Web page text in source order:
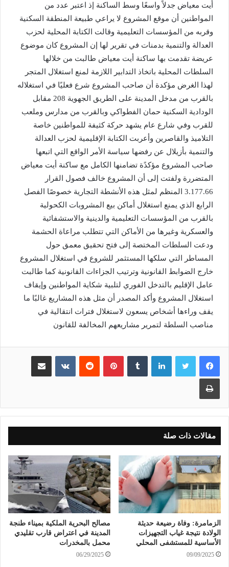
أيت معياض جدلاً واسعًا وسط الساكنة إذ اعتبر عدد من
المواطنين أن موقع المشروع لا يراعي طبيعة المنطقة السكنية
وقربه من المؤسسات التعليمية وقالت الكتابة المحلية لحزب
العدالة والتنمية بدمنات في تقرير لها إن المشروع كان موضوع
عريضة تقدمت بها ساكنة أيت معياض طالبت من خلالها
السلطات المحلية باتخاذ التدابير اللازمة لمنع استغلال المتجر
لهذا الغرض مؤكدة أن صاحب المشروع شرع فعليًا في استغلاله
بالقرب من مدخل المدينة على الطريق الجهوية 208 مقابل
الودادية السكنية حمان الفطواكي وبالقرب من مدارس وملعب
للقرب وفي شارع عام يشهد حركة كثيفة للمواطنين خاصة
التلاميذ والقاصرين وأعربت الكتابة الإقليمية لحزب العدالة
والتنمية بأزيلال عن رفضها سياسة الأمر الواقع التي اتبعها
صاحب المشروع مؤكدًة تضامنها الكامل مع ساكنة أيت معياض
المتضررة ولفتت إلى أن المشروع خالف فصول القرار
3.177.66 المنظم لمثل هذه الأنشطة التجارية خصوصًا الفصل
الرابع الذي يمنع استغلال أماكن بيع المشروبات الكحولية
بالقرب من المؤسسات التعليمية والدينية والاستشفائية
والعسكرية وغيرها من الأماكن التي تتطلب مراعاة الحشمة
ودعت السلطات المختصة إلى فتح تحقيق معمق حول
المساطر التي سلكها المستثمر للشروع في استغلال المشروع
خارج الضوابط القانونية وترتيب الجزاءات القانونية كما طالبت
عامل الإقليم بالتدخل الفوري لتلبية شكاية المواطنين وإيقاف
استغلال المشروع وأكد المصدر أن مثل هذه المشاريع غالبًا ما
يقف وراءها أشخاص يسعون لاستغلال فترات انتقالية في
مناصب السلطة لتمرير مشاريعهم المخالفة للقانون
لينكدإن بينتيريست مشاركة عبر البريد
طباعة
مقالات ذات صلة
الزمامرة: وفاة رضيعة حديثة
الولادة نتيجة غياب التجهيزات
الأساسية للمستشفى المحلي
09/09/2025
مصالح البحرية الملكية بميناء طنجة
المدينة في اعتراض قارب تقليدي
محمل بالمخدرات
06/29/2025